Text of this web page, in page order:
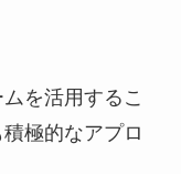
を活用するこ
極的なアプロ